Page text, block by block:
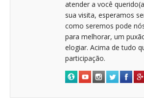
atender a você
sua visita, esperamos
como seremos pode
para melhorar, um
elogiar. Acima de tudo
participação.